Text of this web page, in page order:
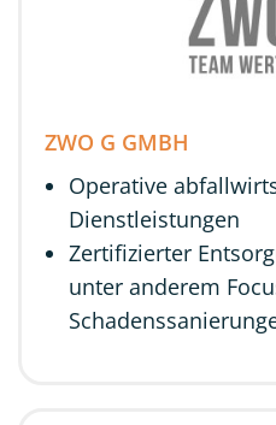
ZWO G GMBH
Operative
Dienstleistungen
Zertifizierter
unter anderem